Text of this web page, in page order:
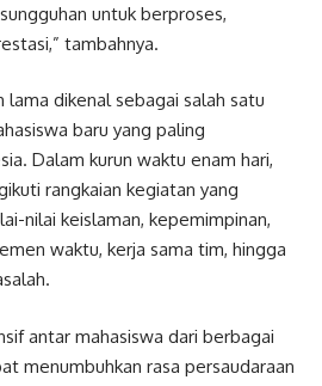
untuk berproses,
tambahnya.
lama dikenal sebagai salah satu
baru yang paling
Dalam kurun waktu enam hari,
rangkaian kegiatan yang
nilai keislaman, kepemimpinan,
waktu, kerja sama tim, hingga
antar mahasiswa dari berbagai
menumbuhkan rasa persaudaraan